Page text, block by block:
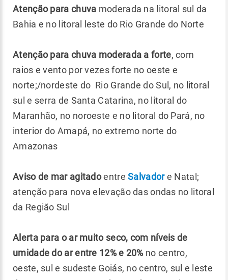
Atenção para chuva moderada na litoral sul da
Bahia e no litoral leste do Rio Grande do Norte
Atenção para chuva moderada a forte, com
raios e vento por vezes forte no oeste e
norte;/nordeste do Rio Grande do Sul, no litoral
sul e serra de Santa Catarina, no litoral do
Maranhão, no noroeste e no litoral do Pará, no
interior do Amapá, no extremo norte do
Amazonas
Aviso de mar agitadoentreSalvadore Natal;
atenção para nova elevação das ondas no litoral
da Região Sul
Alerta para o ar muito seco, com níveis de
umidade do ar entre 12% e 20%no centro,
oeste, sul e sudeste Goiás, no centro, sul e leste